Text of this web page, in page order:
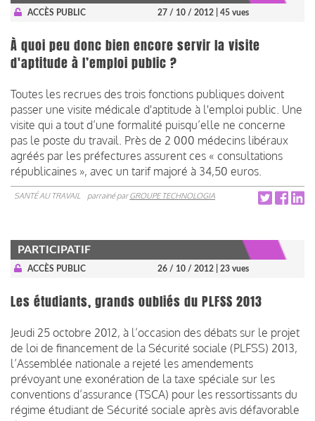
ACCÈS PUBLIC 27 / 10 / 2012 | 45 vues
À quoi peu donc bien encore servir la visite
d'aptitude à l’emploi public ?
Toutes les recrues des trois fonctions publiques doivent
passer une visite médicale d'aptitude à l'emploi public. Une
visite qui a tout d’une formalité puisqu’elle ne concerne
pas le poste du travail. Près de 2 000 médecins libéraux
agréés par les préfectures assurent ces « consultations
républicaines », avec un tarif majoré à 34,50 euros.
SANTÉ AU TRAVAIL parrainé parGROUPE TECHNOLOGIA
PARTICIPATIF
ACCÈS PUBLIC 26 / 10 / 2012 | 23 vues
Les étudiants, grands oubliés du PLFSS 2013
Jeudi 25 octobre 2012, à l’occasion des débats sur le projet
de loi de financement de la Sécurité sociale (PLFSS) 2013,
l’Assemblée nationale a rejeté les amendements
prévoyant une exonération de la taxe spéciale sur les
conventions d’assurance (TSCA) pour les ressortissants du
régime étudiant de Sécurité sociale après avis défavorable